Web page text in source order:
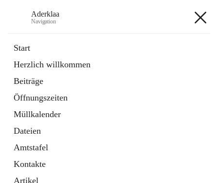
Aderklaa
Navigation
Start
Herzlich willkommen
Beiträge
Öffnungszeiten
Müllkalender
Dateien
Amtstafel
Kontakte
Artikel
6 Schnellzugriffe
Gemeinde
3 Schnellzugriffe